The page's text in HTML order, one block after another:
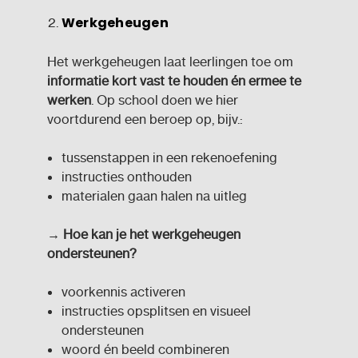
Werkgeheugen
Het werkgeheugen laat leerlingen toe om
informatie kort vast te houden én ermee te
werken. Op school doen we hier
voortdurend een beroep op, bijv.:
tussenstappen in een rekenoefening
instructies onthouden
materialen gaan halen na uitleg
→ Hoe kan je het werkgeheugen
ondersteunen?
voorkennis activeren
instructies opsplitsen en visueel
ondersteunen
woord én beeld combineren